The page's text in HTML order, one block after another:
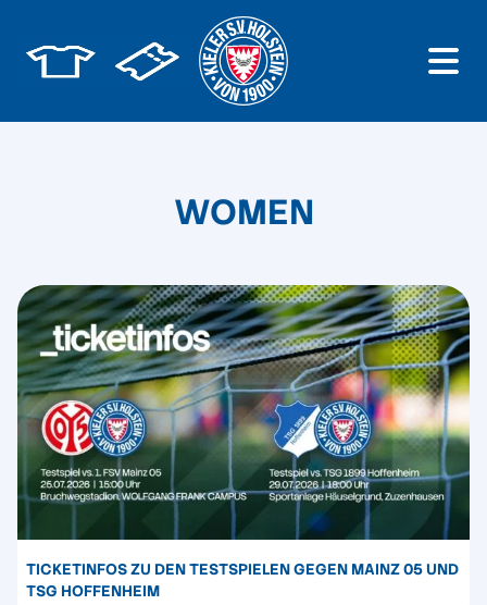
WOMEN
TICKETINFOS ZU DEN TESTSPIELEN GEGEN MAINZ 05 UND
TSG HOFFENHEIM